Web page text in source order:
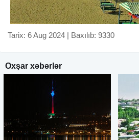
Tarix: 6 Aug 2024 | Baxılıb: 9330
Oxşar xəbərlər